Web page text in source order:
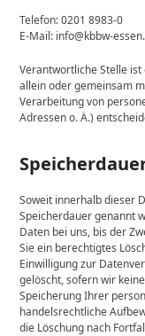
Telefon: 0201 8983-0
E-Mail: info@kbbw-
Verantwortliche Stelle
allein oder gemeinsam
Verarbeitung von
Adressen o. Ä.)
Soweit innerhalb dieser
Speicherdauer genannt
Daten bei uns, bis der
Sie ein berechtigtes
Einwilligung zur
gelöscht, sofern wir
Speicherung Ihrer
handelsrechtliche
die Löschung nach